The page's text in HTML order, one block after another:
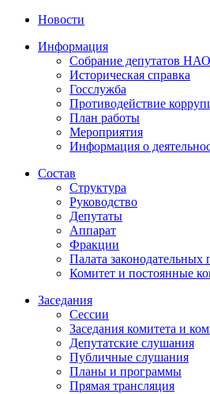
Новости
Информация
Собрание депутатов НАО
Историческая справка
Госслужба
Противодействие
План работы
Мероприятия
Информация о
Состав
Структура
Руководство
Депутаты
Аппарат
Фракции
Палата
Комитет и постоянные
Заседания
Сессии
Заседания комитета и
Депутатские слушания
Публичные слушания
Планы и программы
Прямая трансляция